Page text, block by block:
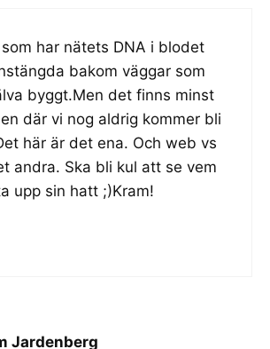
har nätets DNA i blodet
bakom väggar som
byggt.Men det finns minst
där vi nog aldrig kommer bli
här är det ena. Och web vs
andra. Ska bli kul att se vem
upp sin hatt ;)Kram!
Jardenberg